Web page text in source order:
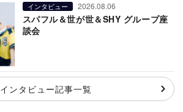
インタビュー 2026.08.06
スパフル＆世が世＆SHY グループ座
談会
インタビュー記事一覧